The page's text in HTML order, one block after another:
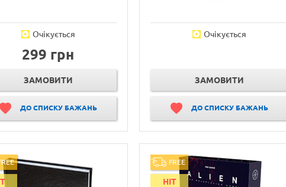
Очікується
299 грн
ЗАМОВИТИ
ДО СПИСКУ БАЖАНЬ
Очікується
ЗАМОВИТИ
ДО СПИСКУ БАЖАНЬ
FREE
HIT